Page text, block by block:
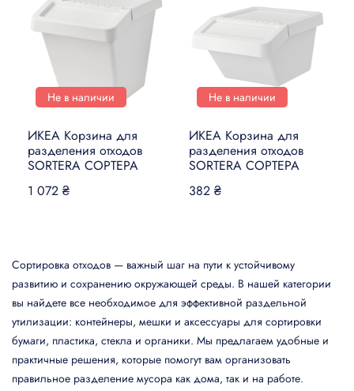
Не в наличии
ИКЕА Корзина для
разделения отходов
SORTERA СОРТЕРА
1 072 ₴
Не в наличии
ИКЕА Корзина для
разделения отходов
SORTERA СОРТЕРА
382 ₴
Сортировка отходов — важный шаг на пути к устойчивому
развитию и сохранению окружающей среды. В нашей категории
вы найдете все необходимое для эффективной раздельной
утилизации: контейнеры, мешки и аксессуары для сортировки
бумаги, пластика, стекла и органики. Мы предлагаем удобные и
практичные решения, которые помогут вам организовать
правильное разделение мусора как дома, так и на работе.